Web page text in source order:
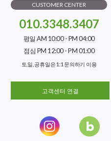
CUSTOMER CENTER
010.3348.3407
평일 AM 10:00 - PM 04:00
점심 PM 12:00 - PM 01:00
토,일, 공휴일은 1:1 문의하기 이용
고객센터 연결